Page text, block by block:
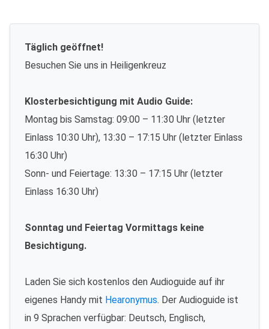
Täglich geöffnet!
Besuchen Sie uns in Heiligenkreuz
Klosterbesichtigung mit Audio Guide:
Montag bis Samstag: 09:00 – 11:30 Uhr (letzter
Einlass 10:30 Uhr), 13:30 – 17:15 Uhr (letzter Einlass
16:30 Uhr)
Sonn- und Feiertage: 13:30 – 17:15 Uhr (letzter
Einlass 16:30 Uhr)
Sonntag und Feiertag Vormittags keine
Besichtigung.
Laden Sie sich kostenlos den Audioguide auf ihr
eigenes Handy mit Hearonymus. Der Audioguide ist
in 9 Sprachen verfügbar: Deutsch, Englisch,